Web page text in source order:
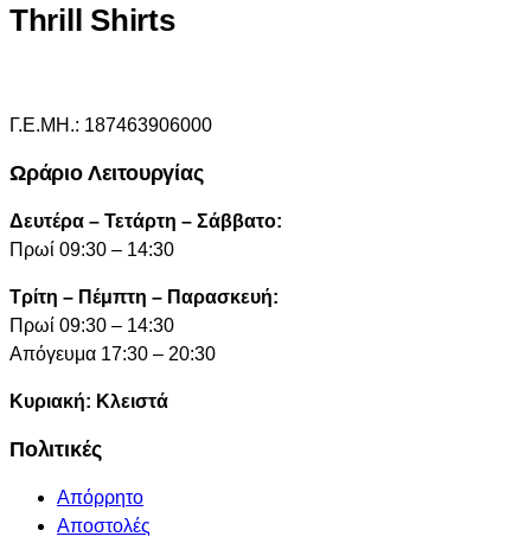
Thrill Shirts
Γ.Ε.ΜΗ.: 187463906000
Ωράριο Λειτουργίας
Δευτέρα – Τετάρτη – Σάββατο:
Πρωί 09:30 – 14:30
Τρίτη – Πέμπτη – Παρασκευή:
Πρωί 09:30 – 14:30
Απόγευμα 17:30 – 20:30
Κυριακή: Κλειστά
Πολιτικές
Απόρρητο
Αποστολές